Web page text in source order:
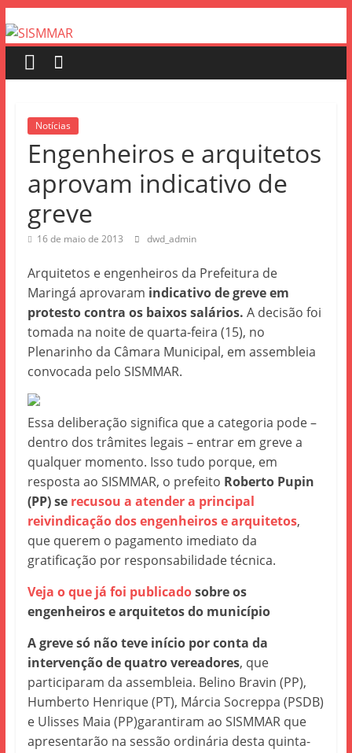
Notícias
Engenheiros e arquitetos
aprovam indicativo de
greve
16 de maio de 2013 dwd_admin
Arquitetos e engenheiros da Prefeitura de
Maringá aprovaram indicativo de greve em
protesto contra os baixos salários. A decisão foi
tomada na noite de quarta-feira (15), no
Plenarinho da Câmara Municipal, em assembleia
convocada pelo SISMMAR.
Essa deliberação significa que a categoria pode –
dentro dos trâmites legais – entrar em greve a
qualquer momento. Isso tudo porque, em
resposta ao SISMMAR, o prefeito Roberto Pupin
(PP) se recusou a atender a principal
reivindicação dos engenheiros e arquitetos,
que querem o pagamento imediato da
gratificação por responsabilidade técnica.
Veja o que já foi publicadosobre os
engenheiros e arquitetos do município
A greve só não teve início por conta da
intervenção de quatro vereadores, que
participaram da assembleia. Belino Bravin (PP),
Humberto Henrique (PT), Márcia Socreppa (PSDB)
e Ulisses Maia (PP)garantiram ao SISMMAR que
apresentarão na sessão ordinária desta quinta-